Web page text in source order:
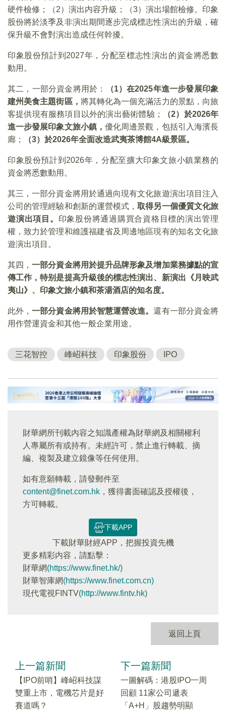
硬件檢修；（2）演出内容升級；（3）演出場館檢修。印象
股份將於淡季及非演出期間逐步完成標志性演出的升級，確
保升級不會對演出造成任何幹擾。
印象股份預計到2027年，分配至標志性演出的資金將悉數
動用。
其二，一部分資金將用於：
（1）在2025年進一步發展印象
建州美食主題街區， 將其轉化為一個充滿活力的景點，向旅
客提供現有服務項目以外的演出藝術體驗；
（2）於2026年
進一步發展印象文旅小鎮， 優化周邊景觀，包括引入海濱長
廊；
（3）於2026年全面改造武夷茶博館4A級景區。
印象股份預計到2026年，分配至擴大印象文旅小鎮業務的
資金將悉數動用。
其三，一部分資金將用於通過向現有文化旅遊演出項目注入
公司的管理經驗和創新的運營模式，取得另一個優質文化旅
遊演出項目。 印象股份將通過購買合資格目標的演出管理
權，致力於管理和維護福建省及周邊地區現有的知名文化旅
遊演出項目。
其四，一部分資金將用於提升品牌形象及增加業務據點的宣
傳工作，特别是提高升級後的標志性演出、新演出《月映武
夷山》、印象文旅小鎮和茶湯酒店的知名度。
此外，一部分資金將用於智慧運營改進。還有一部分資金將
用作營運資金和其他一般企業用途。
三花智控 峰岹科技 印象股份 IPO
財華網所刊載內容之知識產權為財華網及相關權利
人專屬所有或持有。未經許可，禁止進行轉載、摘
編、複製及建立鏡像等任何使用。
如有意願轉載，請發郵件至
content@finet.com.hk ，獲得書面確認及授權後，
方可轉載。
下載APP
下載財華財經APP，把握投資先機
更多精彩内容，請點擊：
財華網(https://www.finet.hk/)
財華智庫網(https://www.finet.com.cn)
現代電視FINTV(http://www.fintv.hk)
返回上頁
上一篇新聞
【IPO前哨】峰岹科技謀
雙重上市，電機芯片是好
賽道嗎？
下一篇新聞
一圖解碼：港股IPO一周
回顧 11家公司遞表
「A+H」股趨勢明顯